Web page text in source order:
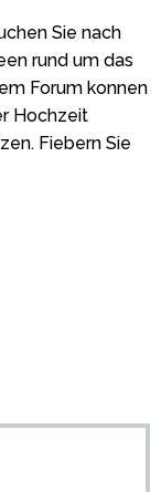
Sie nach
rund um das
Forum konnen
Hochzeit
Fiebern Sie